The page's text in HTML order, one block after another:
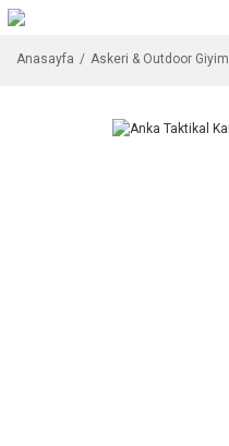
Anasayfa Askeri & Outdoor Giyim